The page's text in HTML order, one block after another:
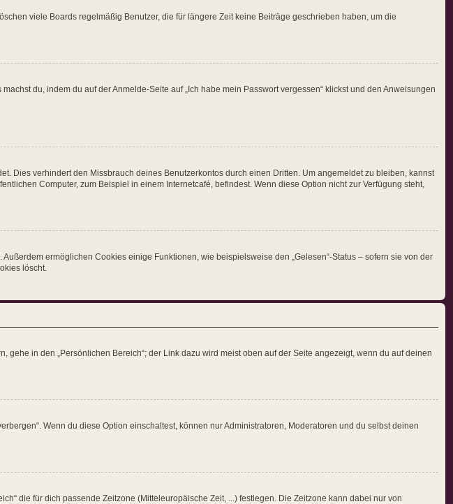
viele Boards regelmäßig Benutzer, die für längere Zeit keine Beiträge geschrieben haben, um die
du, indem du auf der Anmelde-Seite auf „Ich habe mein Passwort vergessen“ klickst und den Anweisungen
Dies verhindert den Missbrauch deines Benutzerkontos durch einen Dritten. Um angemeldet zu bleiben, kannst
Computer, zum Beispiel in einem Internetcafé, befindest. Wenn diese Option nicht zur Verfügung steht,
ermöglichen Cookies einige Funktionen, wie beispielsweise den „Gelesen“-Status – sofern sie von der
löscht.
in den „Persönlichen Bereich“; der Link dazu wird meist oben auf der Seite angezeigt, wenn du auf deinen
Wenn du diese Option einschaltest, können nur Administratoren, Moderatoren und du selbst deinen
die für dich passende Zeitzone (Mitteleuropäische Zeit, ...) festlegen. Die Zeitzone kann dabei nur von